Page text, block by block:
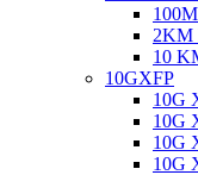
2KM
10
10GXFP
10G
10G
10G
10G